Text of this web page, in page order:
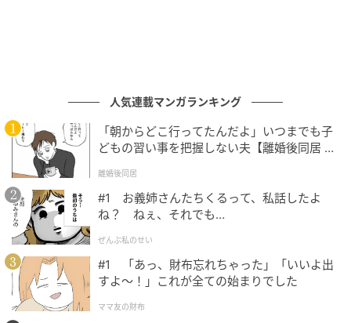
人気連載マンガランキング
「朝からどこ行ってたんだよ」いつまでも子
どもの習い事を把握しない夫【離婚後同居 Vo
離婚後同居
#1 お義姉さんたちくるって、私話したよ
ね？ ねぇ、それでも…
ぜんぶ私のせい
#1 「あっ、財布忘れちゃった」「いいよ出
すよ〜！」これが全ての始まりでした
ママ友の財布